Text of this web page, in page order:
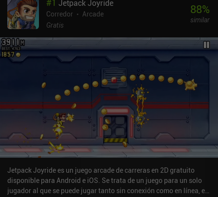
#1 Jetpack Joyride
Corredor
Arcade
Gratis
88%
similar
Jetpack Joyride es un juego arcade de carreras en 2D gratuito
disponible para Android e iOS. Se trata de un juego para un solo
jugador al que se puede jugar tanto sin conexión como en línea, en